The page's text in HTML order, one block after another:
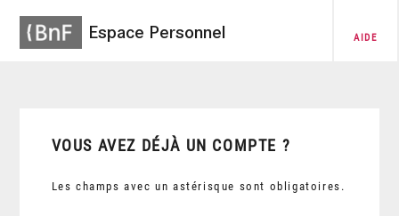
Espace Personnel AIDE
VOUS AVEZ DÉJÀ UN COMPTE ?
Les champs avec un astérisque sont obligatoires.